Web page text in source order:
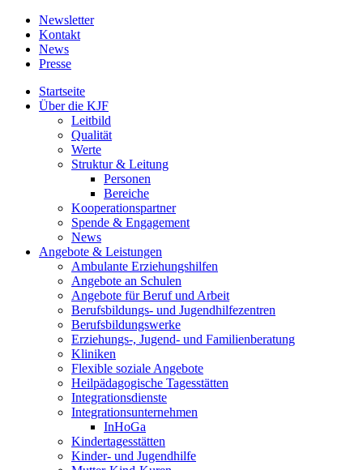
Newsletter
Kontakt
News
Presse
Startseite
Über die KJF
Leitbild
Qualität
Werte
Struktur & Leitung
Personen
Bereiche
Kooperationspartner
Spende & Engagement
News
Angebote & Leistungen
Ambulante Erziehungshilfen
Angebote an Schulen
Angebote für Beruf und Arbeit
Berufsbildungs- und Jugendhilfezentren
Berufsbildungswerke
Erziehungs-, Jugend- und Familienberatung
Kliniken
Flexible soziale Angebote
Heilpädagogische Tagesstätten
Integrationsdienste
Integrationsunternehmen
InHoGa
Kindertagesstätten
Kinder- und Jugendhilfe